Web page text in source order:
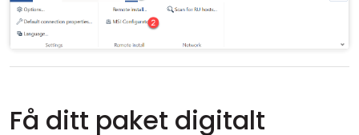
Få ditt paket digitalt